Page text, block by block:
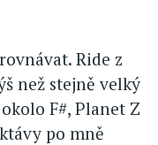
Ride z
než stejně velký
F#, Planet Z
po mně